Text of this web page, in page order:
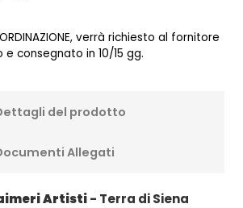
verrà richiesto al fornitore
consegnato in 10/15 gg.
del prodotto
Allegati
Artisti- Terra di Siena